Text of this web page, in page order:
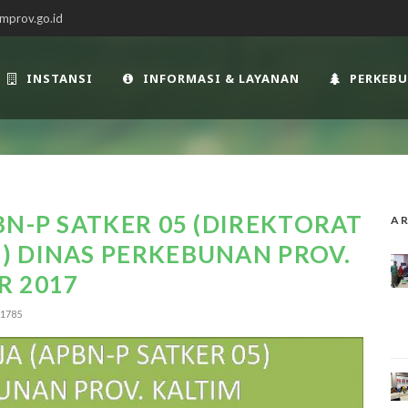
INSTANSI INFORMASI & LAYANAN
P SATKER 05 (DIREKTORAT
DINAS PERKEBUNAN PROV.
2017